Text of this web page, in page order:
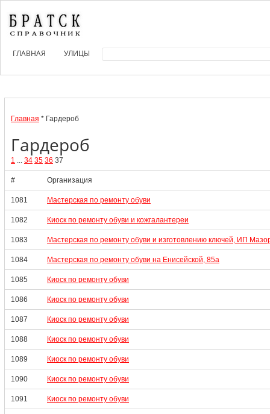
ГЛАВНАЯ УЛИЦЫ
Главная * Гардероб
Гардероб
1 ... 34 35 36 37
# Организация
1081 Мастерская по ремонту обуви
1082 Киоск по ремонту обуви и кожгалантереи
1083 Мастерская по ремонту обуви и изготовлению ключей, ИП
1084 Мастерская по ремонту обуви на Енисейской, 85а
1085 Киоск по ремонту обуви
1086 Киоск по ремонту обуви
1087 Киоск по ремонту обуви
1088 Киоск по ремонту обуви
1089 Киоск по ремонту обуви
1090 Киоск по ремонту обуви
1091 Киоск по ремонту обуви